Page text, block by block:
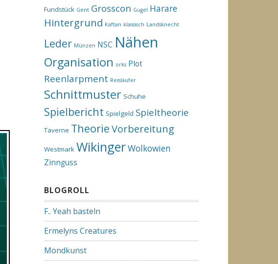
Fundstück Gent Grosscon Gugel Harare
Hintergrund Kaftan klassisch Landsknecht
Leder Münzen NSC Nähen
Organisation orks Plot
Reenlarpment Reisläufer
Schnittmuster Schuhe
Spielbericht Spielgeld Spieltheorie
Taverne TheorieVorbereitung
Westmark WikingerWolkowien
Zinnguss
BLOGROLL
F.. Yeah basteln
Ermelyns Creatures
Mondkunst